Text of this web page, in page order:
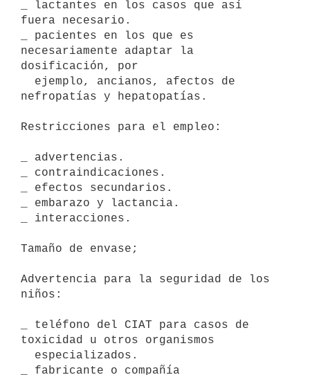
_ lactantes en los casos que así
fuera necesario.
_ pacientes en los que es
necesariamente adaptar la
dosificación, por
nefropatías y hepatopatías.
Restricciones para el empleo:
_ advertencias.
_ contraindicaciones.
_ efectos secundarios.
_ embarazo y lactancia.
_ interacciones.
Tamaño de envase;
Advertencia para la seguridad de los
niños:
_ teléfono del CIAT para casos de
toxicidad u otros organismos
_ fabricante o compañía